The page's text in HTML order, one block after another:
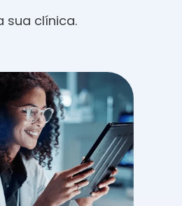
sua clínica.